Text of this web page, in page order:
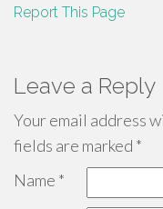
Report This Page
Leave a Reply
Your email address
fields are marked *
Name *